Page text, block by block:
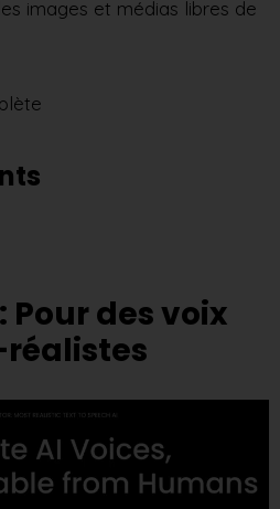
images et médias libres de
Pour des voix